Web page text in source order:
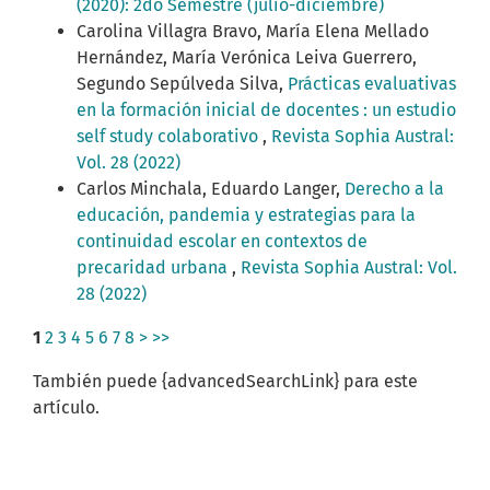
(2020): 2do Semestre (julio-diciembre)
Carolina Villagra Bravo, María Elena Mellado
Hernández, María Verónica Leiva Guerrero,
Segundo Sepúlveda Silva, Prácticas evaluativas
en la formación inicial de docentes : un estudio
self study colaborativo , Revista Sophia Austral:
Vol. 28 (2022)
Carlos Minchala, Eduardo Langer, Derecho a la
educación, pandemia y estrategias para la
continuidad escolar en contextos de
precaridad urbana , Revista Sophia Austral: Vol.
28 (2022)
1 2 3 4 5 6 7 8 > >>
También puede {advancedSearchLink} para este
artículo.